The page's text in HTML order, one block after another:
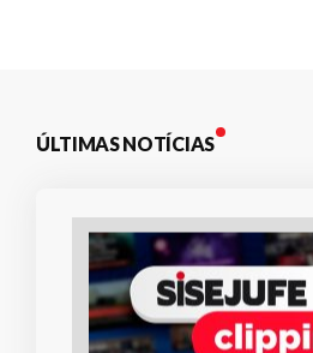
ÚLTIMAS NOTÍCIAS